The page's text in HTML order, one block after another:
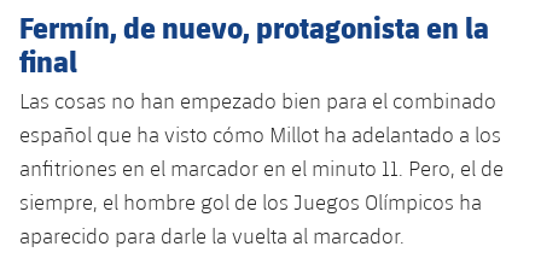
Palau Blaugrana
Barça Cafe
Ciutat Esportiva
plusicon
más
Servicios
plusicon
más
SUB10 A
SUB10 B
SUB9 A
SUB9 B
Jugadores
Fotos
Historia
Palmarés
Infantil B
Mini
Resultados
Clasificaciones
Jugadores
Resultados
Clasificaciones
Jugadores
Base
plusicon
más
Juvenil
Cadete A
PLUSICON
MÁS
Primer equipo
Actualidad
Barça Atlètic
Fermín, de nuevo, protagonista en la
final
Las cosas no han empezado bien para el combinado
español que ha visto cómo Millot ha adelantado a los
anfitriones en el marcador en el minuto 11. Pero, el de
siempre, el hombre gol de los Juegos Olímpicos ha
aparecido para darle la vuelta al marcador.